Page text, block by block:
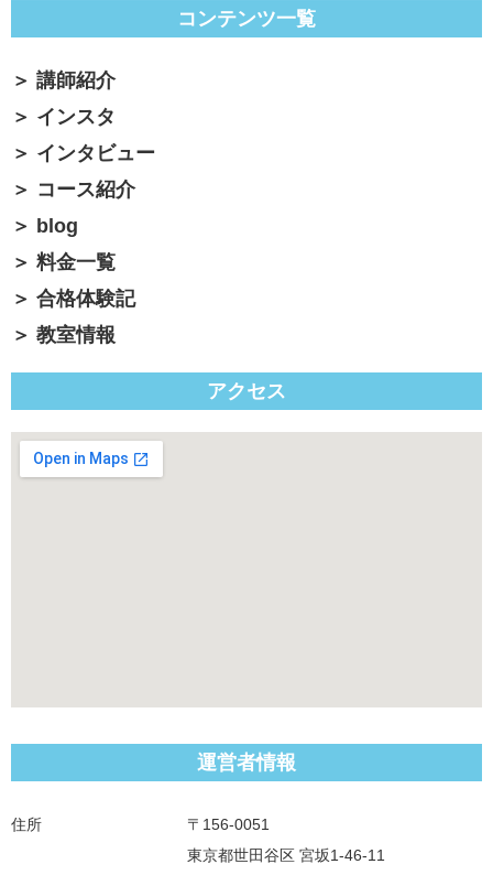
コンテンツ一覧
講師紹介
インスタ
インタビュー
コース紹介
blog
料金一覧
合格体験記
教室情報
アクセス
運営者情報
住所
〒156-0051
東京都世田谷区 宮坂1-46-11